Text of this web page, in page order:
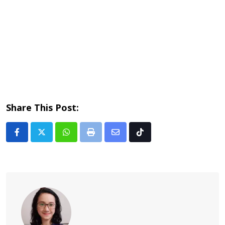
Share This Post:
Whatsapp
Print
Share Tiktok